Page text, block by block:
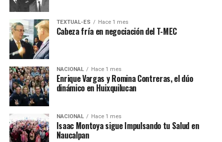
TEXTUAL-ES Hace 1 mes
Cabeza fría en negociación del T-MEC
NACIONAL Hace 1 mes
Enrique Vargas y Romina Contreras, el dúo
dinámico en Huixquilucan
NACIONAL Hace 1 mes
Isaac Montoya sigue Impulsando tu Salud en
Naucalpan